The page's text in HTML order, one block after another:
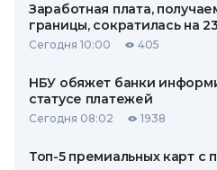
Заработная плата,
границы, сократилась на
Сегодня 10:00 405
НБУ обяжет банки
статусе платежей
Сегодня 08:02 1938
Топ-5 премиальных карт с